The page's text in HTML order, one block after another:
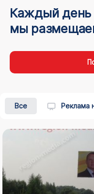
Каждый день
мы
Все Реклама